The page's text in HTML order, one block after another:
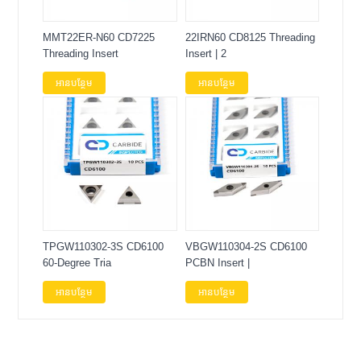
MMT22ER-N60 CD7225
Threading Insert
អានបន្ថែម
22IRN60 CD8125 Threading
Insert | 2
អានបន្ថែម
TPGW110302-3S CD6100
60-Degree Tria
អានបន្ថែម
VBGW110304-2S CD6100
PCBN Insert |
អានបន្ថែម